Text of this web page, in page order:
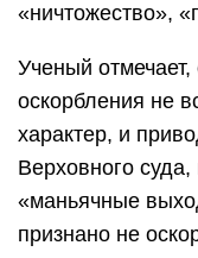
«ничтожество»,
Ученый
оскорбления не
характер, и
Верховного
«маньячные
признано не